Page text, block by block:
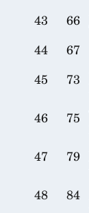
43
66
44
67
45
73
46
75
47
79
48
84